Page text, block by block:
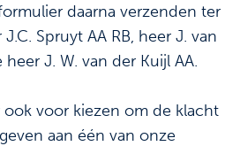
daarna verzenden ter
Spruyt AA RB, heer J. van
J. W. van der Kuijl AA.
voor kiezen om de klacht
aan één van onze